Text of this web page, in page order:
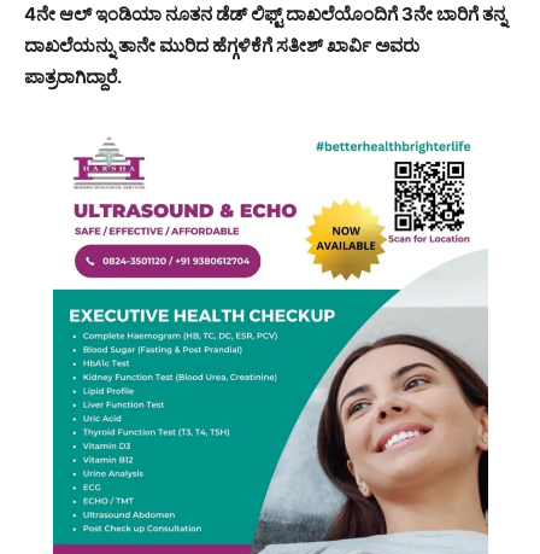
4ನೇ ಆಲ್ ಇಂಡಿಯಾ ನೂತನ ಡೆಡ್ ಲಿಫ್ಟ್ ದಾಖಲೆಯೊಂದಿಗೆ 3ನೇ ಬಾರಿಗೆ ತನ್ನ
ದಾಖಲೆಯನ್ನು ತಾನೇ ಮುರಿದ ಹೆಗ್ಗಳಿಕೆಗೆ ಸತೀಶ್ ಖಾರ್ವಿ ಅವರು
ಪಾತ್ರರಾಗಿದ್ದಾರೆ.